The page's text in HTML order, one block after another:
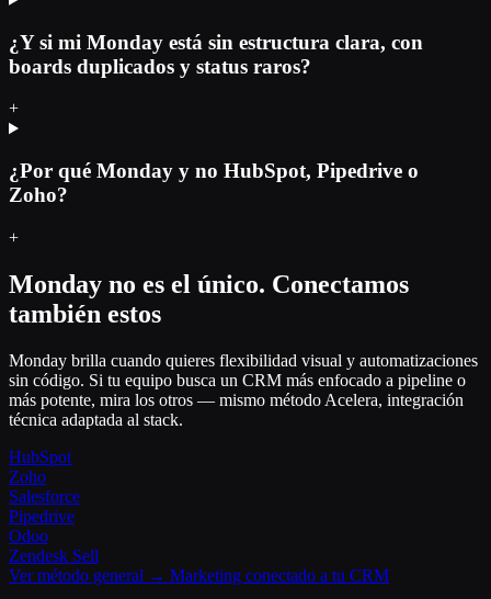
¿Y si mi Monday está sin estructura clara, con
boards duplicados y status raros?
+
¿Por qué Monday y no HubSpot, Pipedrive o
Zoho?
+
Monday no es el único. Conectamos
también estos
Monday brilla cuando quieres flexibilidad visual y automatizaciones
sin código. Si tu equipo busca un CRM más enfocado a pipeline o
más potente, mira los otros — mismo método Acelera, integración
técnica adaptada al stack.
HubSpot
Zoho
Salesforce
Pipedrive
Odoo
Zendesk Sell
Ver método general → Marketing conectado a tu CRM